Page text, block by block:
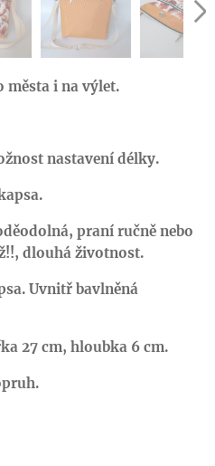
města i na výlet.
nastavení délky.
praní ručně nebo
dlouhá životnost.
Uvnitř bavlněná
27 cm, hloubka 6 cm.